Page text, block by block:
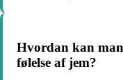
Hvordan kan
følelse af jem?